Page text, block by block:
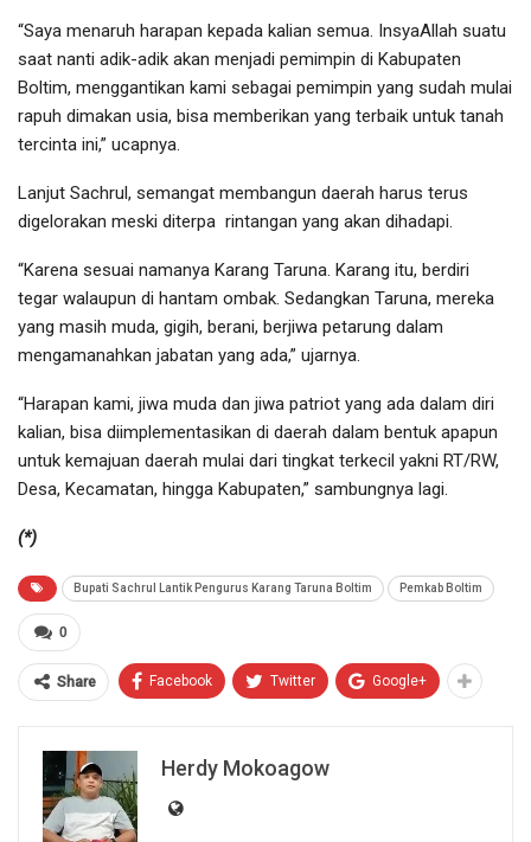
“Saya menaruh harapan kepada kalian semua. InsyaAllah suatu
saat nanti adik-adik akan menjadi pemimpin di Kabupaten
Boltim, menggantikan kami sebagai pemimpin yang sudah mulai
rapuh dimakan usia, bisa memberikan yang terbaik untuk tanah
tercinta ini,” ucapnya.
Lanjut Sachrul, semangat membangun daerah harus terus
digelorakan meski diterpa rintangan yang akan dihadapi.
“Karena sesuai namanya Karang Taruna. Karang itu, berdiri
tegar walaupun di hantam ombak. Sedangkan Taruna, mereka
yang masih muda, gigih, berani, berjiwa petarung dalam
mengamanahkan jabatan yang ada,” ujarnya.
“Harapan kami, jiwa muda dan jiwa patriot yang ada dalam diri
kalian, bisa diimplementasikan di daerah dalam bentuk apapun
untuk kemajuan daerah mulai dari tingkat terkecil yakni RT/RW,
Desa, Kecamatan, hingga Kabupaten,” sambungnya lagi.
(*)
Bupati Sachrul Lantik Pengurus Karang Taruna Boltim Pemkab Boltim
0
Share Facebook Twitter Google+
Herdy Mokoagow